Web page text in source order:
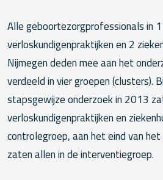
Alle geboortezorgprofessionals in
verloskundigenpraktijken en 2
Nijmegen deden mee aan het
verdeeld in vier groepen (clusters).
stapsgewijze onderzoek in 2013
verloskundigenpraktijken en
controlegroep, aan het eind van
zaten allen in de interventiegroep.